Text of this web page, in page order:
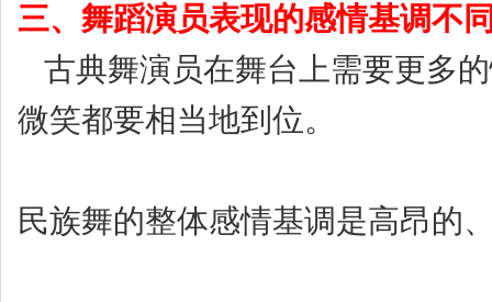
三、舞蹈演员表现的感情基调不
古典舞演员在舞台上需要更多
微笑都要相当地到位。
民族舞的整体感情基调是高昂的